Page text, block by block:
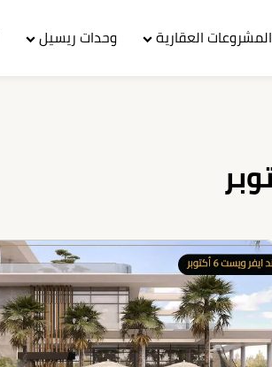
المشروعات العقارية وحدات ريسيل